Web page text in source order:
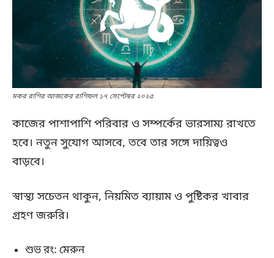
মকর রাশির আজকের রাশিফল ১৭ সেপ্টেম্বর ২০২৫
কাজের পাশাপাশি পরিবার ও সম্পর্কের ভারসাম্য রাখতে
হবে। নতুন সুযোগ আসবে, তবে তার সঙ্গে দায়িত্বও
বাড়বে।
স্বাস্থ্য সচেতন থাকুন, নিয়মিত ব্যায়াম ও পুষ্টিকর খাবার
গ্রহণ জরুরি।
শুভ রং: মেরুন